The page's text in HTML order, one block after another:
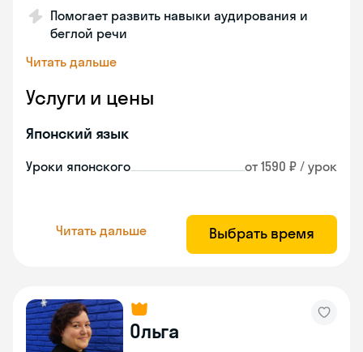
Помогает развить навыки аудирования и
беглой речи
Читать дальше
Услуги и цены
Японский язык
Уроки японского от 1590 ₽ / урок
Читать дальше Выбрать время
Ольга